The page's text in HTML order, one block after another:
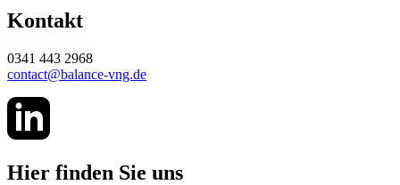
Kontakt
0341 443 2968
contact@balance-vng.de
Hier finden Sie uns